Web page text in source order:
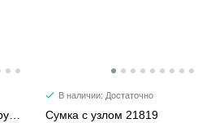
Баскет с удлиненными ручками 30052
В наличии: Достаточно
Сумка с узлом 21819